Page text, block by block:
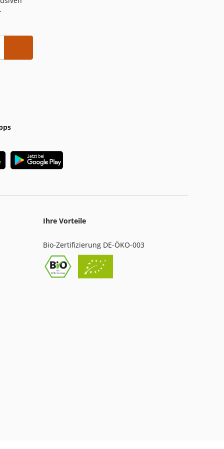
Ihre Vorteile
Bio-Zertifizierung DE-ÖKO-003